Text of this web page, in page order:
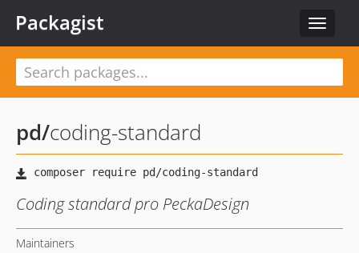
Toggle
Packagist
pd/coding-standard
Coding standard pro PeckaDesign
Maintainers